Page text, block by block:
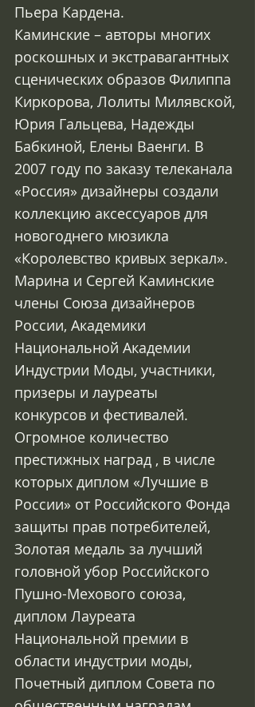
Пьера Кардена.
Каминские – авторы многих
роскошных и экстравагантных
сценических образов Филиппа
Киркорова, Лолиты Милявской,
Юрия Гальцева, Надежды
Бабкиной, Елены Ваенги. В
2007 году по заказу телеканала
«Россия» дизайнеры создали
коллекцию аксессуаров для
новогоднего мюзикла
«Королевство кривых зеркал».
Марина и Сергей Каминские
члены Союза дизайнеров
России, Академики
Национальной Академии
Индустрии Моды, участники,
призеры и лауреаты
конкурсов и фестивалей.
Огромное количество
престижных наград , в числе
которых диплом «Лучшие в
России» от Российского Фонда
защиты прав потребителей,
Золотая медаль за лучший
головной убор Российского
Пушно-Мехового союза,
диплом Лауреата
Национальной премии в
области индустрии моды,
Почетный диплом Совета по